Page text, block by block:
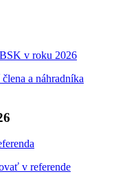
v roku 2026
a náhradníka
v referende